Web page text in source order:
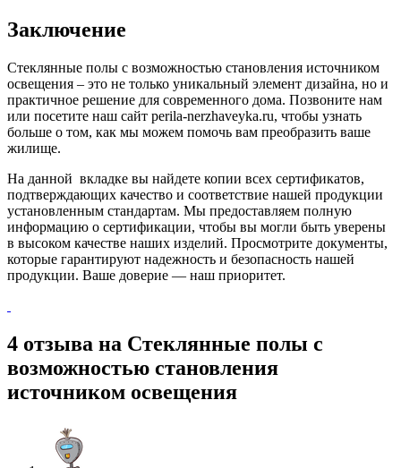
Заключение
Стеклянные полы с возможностью становления источником
освещения – это не только уникальный элемент дизайна, но и
практичное решение для современного дома. Позвоните нам
или посетите наш сайт perila-nerzhaveyka.ru, чтобы узнать
больше о том, как мы можем помочь вам преобразить ваше
жилище.
На данной вкладке вы найдете копии всех сертификатов,
подтверждающих качество и соответствие нашей продукции
установленным стандартам. Мы предоставляем полную
информацию о сертификации, чтобы вы могли быть уверены
в высоком качестве наших изделий. Просмотрите документы,
которые гарантируют надежность и безопасность нашей
продукции. Ваше доверие — наш приоритет.
4 отзыва на Стеклянные полы с
возможностью становления
источником освещения